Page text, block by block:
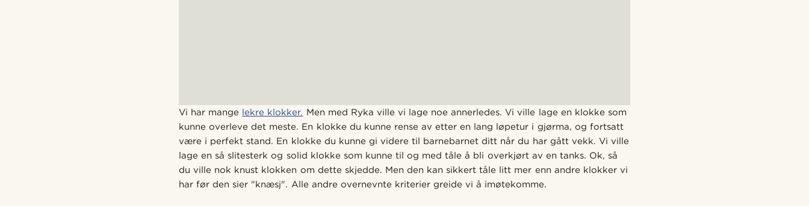
Vi har mange lekre klokker. Men med Ryka ville vi lage noe annerledes. Vi ville lage en klokke som
kunne overleve det meste. En klokke du kunne rense av etter en lang løpetur i gjørma, og fortsatt
være i perfekt stand. En klokke du kunne gi videre til barnebarnet ditt når du har gått vekk. Vi ville
lage en så slitesterk og solid klokke som kunne til og med tåle å bli overkjørt av en tanks. Ok, så
du ville nok knust klokken om dette skjedde. Men den kan sikkert tåle litt mer enn andre klokker vi
har før den sier "knæsj". Alle andre overnevnte kriterier greide vi å imøtekomme.